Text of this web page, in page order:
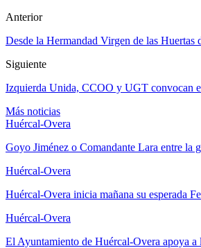
Anterior
Desde la Hermandad Virgen de las Huertas
Siguiente
Izquierda Unida, CCOO y UGT convocan
Más noticias
Huércal-Overa
Goyo Jiménez o Comandante Lara entre la
Huércal-Overa
Huércal-Overa inicia mañana su esperada
Huércal-Overa
El Ayuntamiento de Huércal-Overa apoya